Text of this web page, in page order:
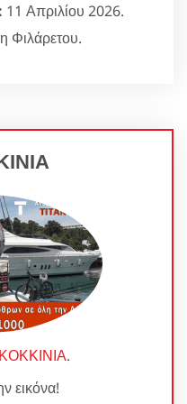
11 Απριλίου 2026.
Φιλάρετου.
.
εικόνα!